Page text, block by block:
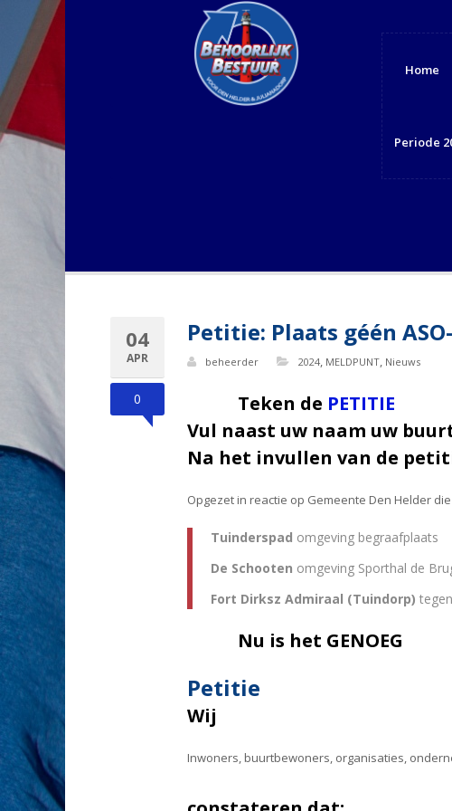
Home
Periode
04
APR
0
Petitie: Plaats géén
beheerder 2024, MELDPUNT, Nieuws
Teken de PETITIE
Vul naast uw naam uw
Na het invullen van de
Opgezet in reactie op Gemeente Den Helder
Tuinderspad omgeving begraafplaats
De Schooten omgeving Sporthal de
Fort Dirksz Admiraal (Tuindorp)
Nu is het GENOEG
Petitie
Wij
Inwoners, buurtbewoners, organisaties,